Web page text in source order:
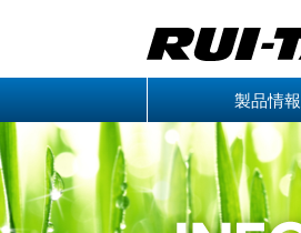
製品情報